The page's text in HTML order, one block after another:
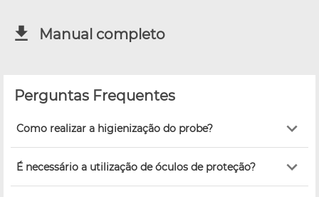
Manual completo
Perguntas Frequentes
Como realizar a higienização do probe?
É necessário a utilização de óculos de proteção?